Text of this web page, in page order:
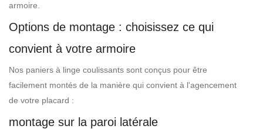
armoire.
Options de montage : choisissez ce qui
convient à votre armoire
Nos paniers à linge coulissants sont conçus pour être
facilement montés de la manière qui convient à l'agencement
de votre placard :
montage sur la paroi latérale